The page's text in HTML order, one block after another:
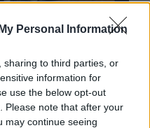
Personal Information
sharing to third parties, or
information for
use the below opt-out
Please note that after your
may continue seeing